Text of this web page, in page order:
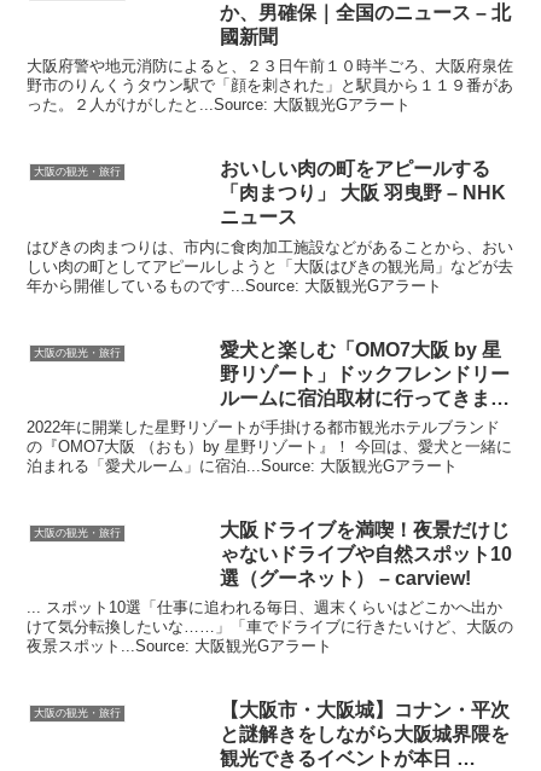
か、男確保｜全国のニュース – 北
國新聞
大阪府警や地元消防によると、２３日午前１０時半ごろ、大阪府泉佐
野市のりんくうタウン駅で「顔を刺された」と駅員から１１９番があ
った。２人がけがしたと...Source: 大阪観光Gアラート
大阪の観光・旅行
おいしい肉の町をアピールする
「肉まつり」 大阪 羽曳野 – NHK
ニュース
はびきの肉まつりは、市内に食肉加工施設などがあることから、おい
しい肉の町としてアピールしようと「大阪はびきの観光局」などが去
年から開催しているものです...Source: 大阪観光Gアラート
大阪の観光・旅行 愛犬と楽しむ「OMO7大阪 by 星
野リゾート」ドックフレンドリー
ルームに宿泊取材に行ってきまし
た
2022年に開業した星野リゾートが手掛ける都市観光ホテルブランド
の『OMO7大阪 （おも）by 星野リゾート』！ 今回は、愛犬と一緒に
泊まれる「愛犬ルーム」に宿泊...Source: 大阪観光Gアラート
大阪の観光・旅行 大阪 ドライブを満喫！夜景だけじ
ゃないドライブや自然スポット10
選（グーネット） – carview!
... スポット10選「仕事に追われる毎日、週末くらいはどこかへ出か
けて気分転換したいな……」「車でドライブに行きたいけど、大阪の
夜景スポット...Source: 大阪観光Gアラート
大阪の観光・旅行 【大阪市・ 大阪城】コナン・平次
と謎解きをしながら大阪城界隈を
観光できるイベントが本日 …